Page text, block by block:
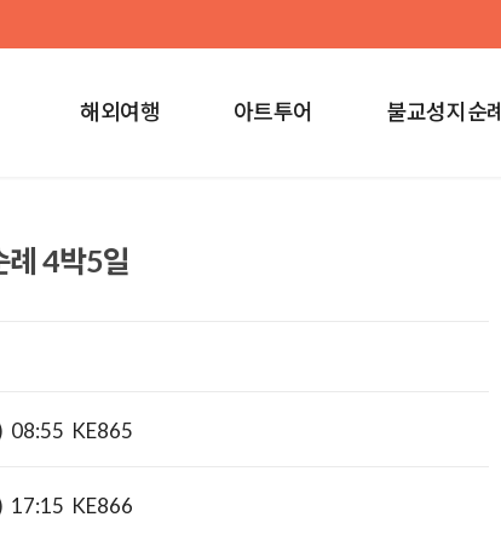
해외여행 아트투어 불교성지순례
례 4박5일
08:55 KE865
17:15 KE866